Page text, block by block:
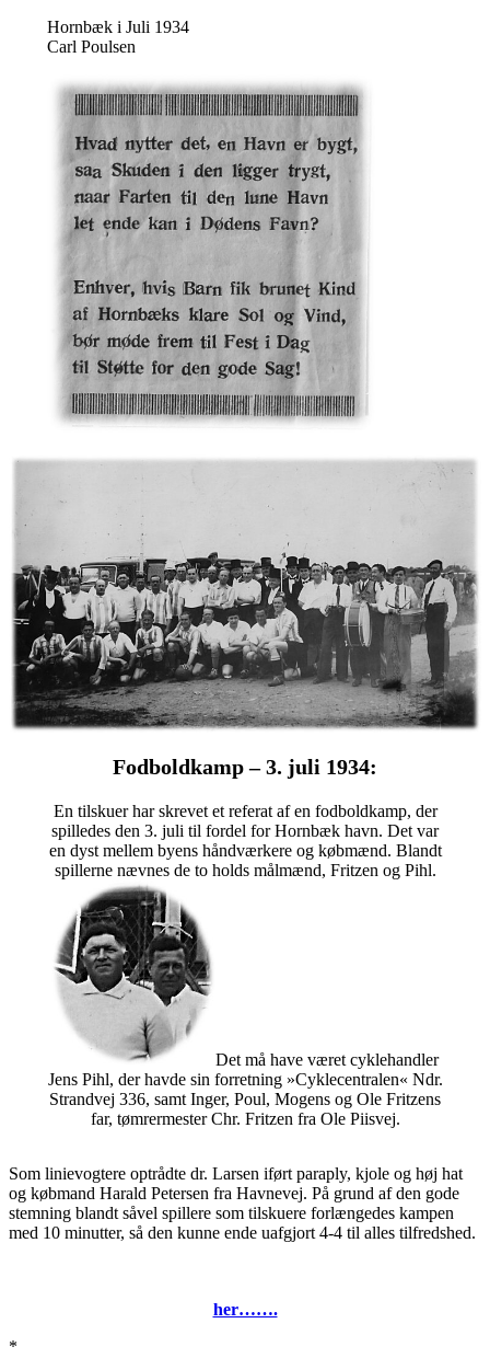
Hornbæk i Juli 1934
Carl Poulsen
Fodboldkamp – 3. juli 1934:
En tilskuer har skrevet et referat af en fodboldkamp, der
spilledes den 3. juli til fordel for Hornbæk havn. Det var
en dyst mellem byens håndværkere og købmænd. Blandt
spillerne nævnes de to holds målmænd, Fritzen og Pihl.
Det må have været cyklehandler
Jens Pihl, der havde sin forretning »Cyklecentralen« Ndr.
Strandvej 336, samt Inger, Poul, Mogens og Ole Fritzens
far, tømrermester Chr. Fritzen fra Ole Piisvej.
Som linievogtere optrådte dr. Larsen iført paraply, kjole og høj hat
og købmand Harald Petersen fra Havnevej. På grund af den gode
stemning blandt såvel spillere som tilskuere forlængedes kampen
med 10 minutter, så den kunne ende uafgjort 4-4 til alles tilfredshed.
her…….
*